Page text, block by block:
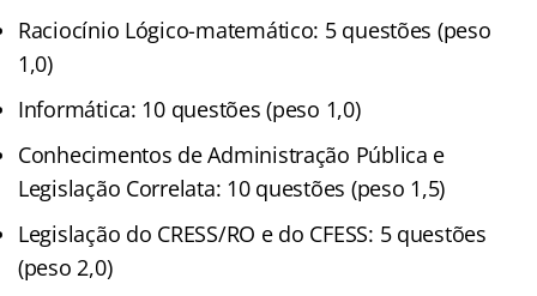
Raciocínio Lógico-matemático: 5 questões (peso
1,0)
Informática: 10 questões (peso 1,0)
Conhecimentos de Administração Pública e
Legislação Correlata: 10 questões (peso 1,5)
Legislação do CRESS/RO e do CFESS: 5 questões
(peso 2,0)